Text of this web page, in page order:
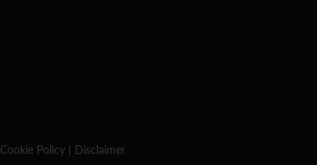
Cookie Policy | Disclaimer